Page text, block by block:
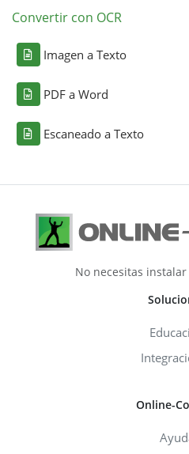
Convertir con OCR
Imagen a Texto
PDF a Word
Escaneado a Texto
No necesitas
Online-